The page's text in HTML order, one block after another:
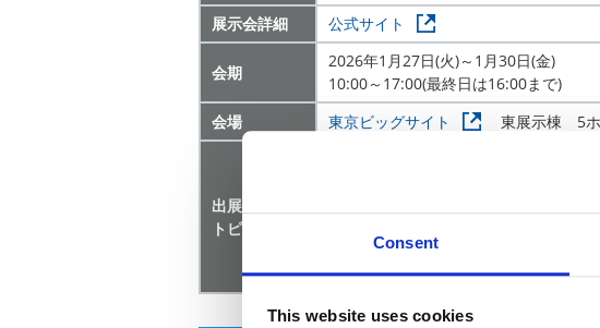
Consent
This website uses cookies
展示会詳細
公式サイト
会期
2026年1月27日(火)～1月30日(金)
10:00～17:00(最終日は16:00まで)
会場
東京ビッグサイト 東展示棟 5ホ
出展
トピックス
■IoT・組み込み対応 風速センサ（参考
【ブースでは気流計測システムのデモ